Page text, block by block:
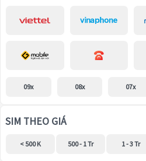
09x 08x 07x
SIM THEO GIÁ
< 500 K 500 - 1 Tr 1 - 3 Tr